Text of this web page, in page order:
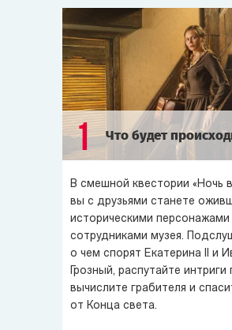
Потомственный многоженец Гарун-
женился. А ворчливая мумия Хеопса
чтоб завладеть короной Египта.
квесте«Ночь в музее
» вы станете
историческими персонажами и от
Экспонаты мечтают завладеть
чтоб вернуться в свою эпоху и
Но поторопитесь! Ведь согласно
Нострадамуса уже завтра наступит
1 Что будет
В смешной квестории «Ночь
вы с друзьями станете
историческими персонажами
сотрудниками музея.
о чем спорят Екатерина II и
Грозный, распутайте интриги
вычислите грабителя и
от Конца света.